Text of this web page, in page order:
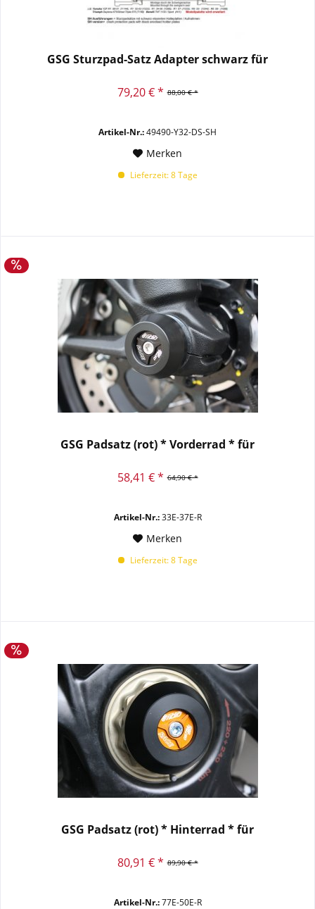
GSG Sturzpad-Satz Adapter schwarz für
88,00 € *
79,20 € *
Artikel-Nr.:49490-Y32-DS-SH
Merken
Lieferzeit: 8 Tage
GSG Padsatz (rot) * Vorderrad * für
64,90 € *
58,41 € *
Artikel-Nr.:33E-37E-R
Merken
Lieferzeit: 8 Tage
GSG Padsatz (rot) * Hinterrad * für
89,90 € *
80,91 € *
Artikel-Nr.:77E-50E-R